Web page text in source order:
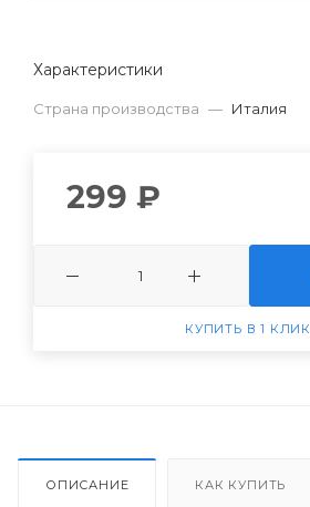
Характеристики
Страна производства — Италия
299 ₽
КУПИТЬ В 1 КЛИК
ОПИСАНИЕ КАК КУПИТЬ